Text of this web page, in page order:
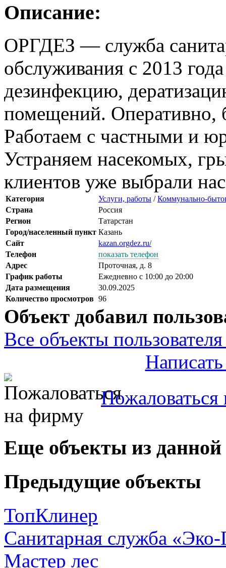
Описание:
ОРГДЕЗ — служба
обслуживания с 2013
дезинфекцию,
помещений. Оперативно,
Работаем с частными и
Устраняем насекомых,
клиентов уже выбрали
Категория Услуги, работы /Коммунально-
Страна
Россия
Регион
Татарстан
Город/населенный пункт Казань
Сайт
kazan.orgdez.ru/
Телефон
показать телефон
Адрес
Проточная, д. 8
График работы
Ежедневно с 10:00 до 20:00
Дата размещения
30.09.2025
Количество просмотров 96
Объект добавил
Все объекты
Еще объекты из данной
Предыдущие объекты
ТопКлинер
Санитарная служба «Эко-
Мастер лес